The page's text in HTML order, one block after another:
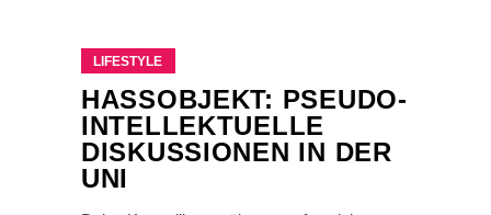
LIFESTYLE
HASSOBJEKT: PSEUDO-
INTELLEKTUELLE
DISKUSSIONEN IN DER
UNI